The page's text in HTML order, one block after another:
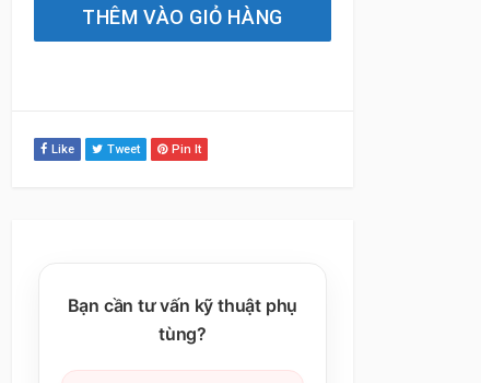
THÊM VÀO GIỎ HÀNG
Like Tweet Pin It
Bạn cần tư vấn kỹ thuật phụ
tùng?